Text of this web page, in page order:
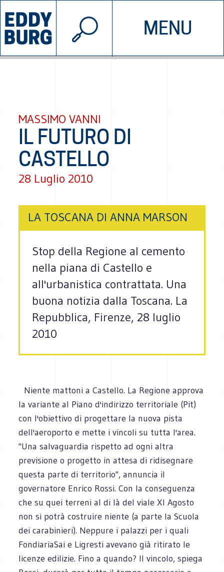
MENU
INIZIATIVE CHI SIAMO
© 2026 EDDYBURG
MASSIMO VANNI
IL FUTURO DI
CASTELLO
28 Luglio 2010
LA TOSCANA DI ANNA MARSON
Stop della Regione al cemento
nella piana di Castello e
all'urbanistica contrattata. Una
buona notizia dalla Toscana. La
Repubblica, Firenze, 28 luglio
2010
Niente mattoni a Castello. La Regione approva
la variante al Piano d'indirizzo territoriale (Pit)
con l'obiettivo di progettare la nuova pista
dell'aeroporto e mette i vincoli su tutta l'area.
"Una salvaguardia rispetto ad ogni altra
previsione o progetto in attesa di ridisegnare
questa parte di territorio", annuncia il
governatore Enrico Rossi. Con la conseguenza
che su quei terreni al di là del viale XI Agosto
non si potrà costruire niente (a parte la Scuola
dei carabinieri). Neppure i palazzi per i quali
FondiariaSai e Ligresti avevano già ritirato le
licenze edilizie. Fino a quando? Il vincolo, spiega